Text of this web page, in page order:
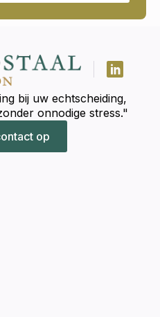
bij uw echtscheiding,
onnodige stress."
op